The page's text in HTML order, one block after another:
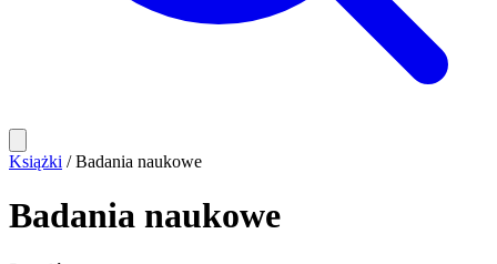
Książki / Badania naukowe
Badania naukowe